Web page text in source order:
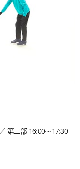
第二部 16:00～17:30